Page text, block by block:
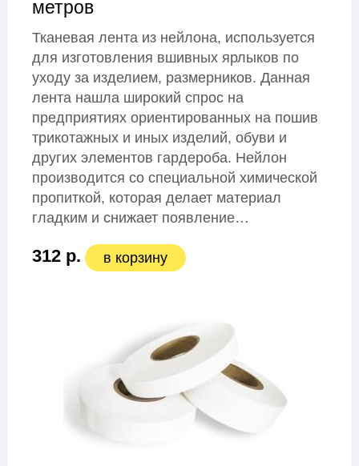
метров
Тканевая лента из нейлона, используется
для изготовления вшивных ярлыков по
уходу за изделием, размерников. Данная
лента нашла широкий спрос на
предприятиях ориентированных на пошив
трикотажных и иных изделий, обуви и
других элементов гардероба. Нейлон
производится со специальной химической
пропиткой, которая делает материал
гладким и снижает появление…
312 р. в корзину